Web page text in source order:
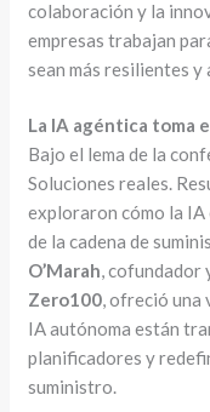
colaboración y la
empresas trabajan
sean más resilientes y
La IA agéntica toma
Bajo el lema de la
Soluciones reales.
exploraron cómo la
de la cadena de
O’Marah, cofundador
Zero100, ofreció una
IA autónoma están
planificadores y
suministro.